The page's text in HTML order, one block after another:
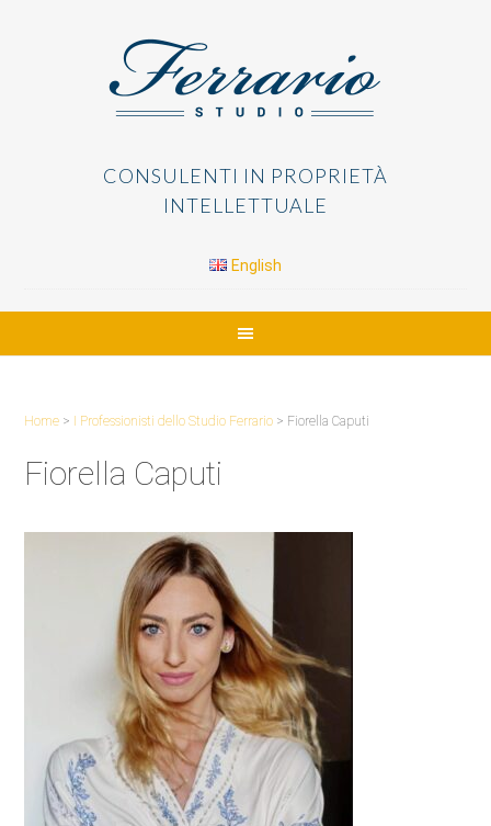
CONSULENTI IN PROPRIETÀ
INTELLETTUALE
English
Home > I Professionisti dello Studio Ferrario > Fiorella Caputi
Fiorella Caputi